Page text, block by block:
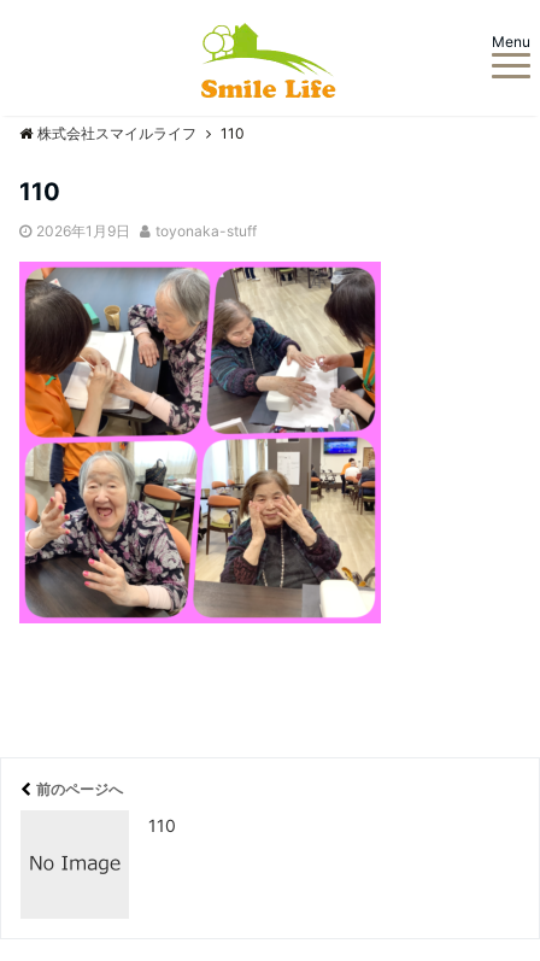
Menu
株式会社スマイルライフ 110
110
2026年1月9日 toyonaka-stuff
前のページへ
110